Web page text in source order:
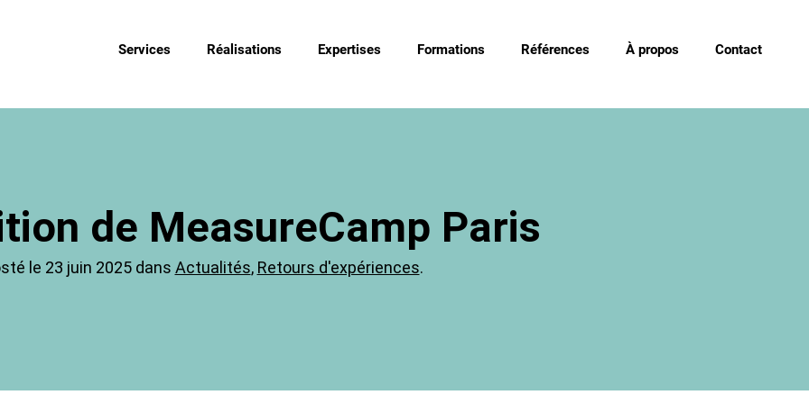
Services Réalisations Expertises Formations Références À propos Contact
de MeasureCamp Paris
le 23 juin 2025 dans Actualités, Retours d'expériences.